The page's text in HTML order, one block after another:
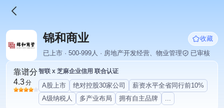
锦和商业
收藏
已上市 · 500-999人 · 房地产开发经营、物业管理
已审核
靠谱分
4.3分
智联 x 芝麻企业信用 联合认证
A股上市 绝对控股30家公司
薪资水平全省同行前10%
A级纳税人
多产业布局 拥有自主品牌 ...